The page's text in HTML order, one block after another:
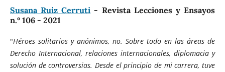
Susana Ruiz Cerruti - Revista Lecciones y Ensayos
n.º 106 - 2021
"Héroes solitarios y anónimos, no. Sobre todo en las áreas de
Derecho Internacional, relaciones internacionales, diplomacia y
solución de controversias. Desde el principio de mi carrera, tuve